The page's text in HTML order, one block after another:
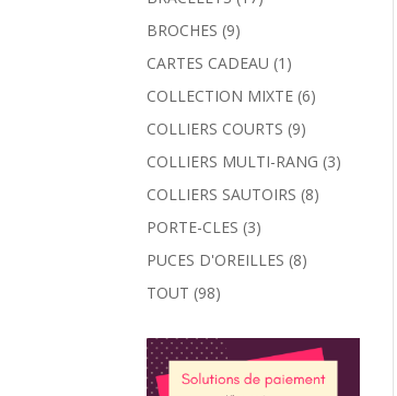
BROCHES (9)
CARTES CADEAU (1)
COLLECTION MIXTE (6)
COLLIERS COURTS (9)
COLLIERS MULTI-RANG (3)
COLLIERS SAUTOIRS (8)
PORTE-CLES (3)
PUCES D'OREILLES (8)
TOUT (98)